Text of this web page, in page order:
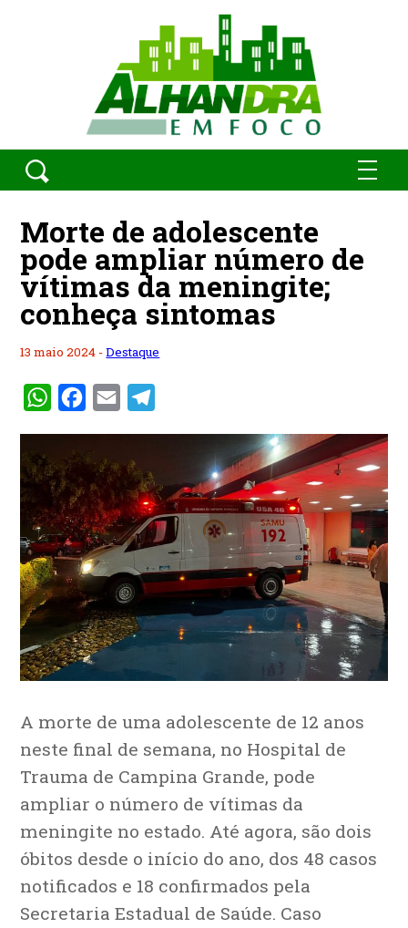
Morte de adolescente
pode ampliar número de
vítimas da meningite;
conheça sintomas
13 maio 2024 -Destaque
WhatsAppFacebook
Email
A morte de uma adolescente de 12 anos
neste final de semana, no Hospital de
Trauma de Campina Grande, pode
ampliar o número de vítimas da
meningite no estado. Até agora, são dois
óbitos desde o início do ano, dos 48 casos
notificados e 18 confirmados pela
Secretaria Estadual de Saúde. Caso